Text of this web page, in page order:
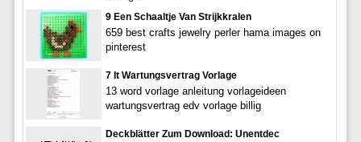
9 Een Schaaltje Van Strijkkralen
659 best crafts jewelry perler hama images on
pinterest
7 It Wartungsvertrag Vorlage
13 word vorlage anleitung vorlageideen
wartungsvertrag edv vorlage billig
Deckblätter Zum Download: Unentdec